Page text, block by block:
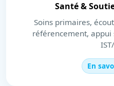
Santé &
Soins primaires,
référencement, appui
En